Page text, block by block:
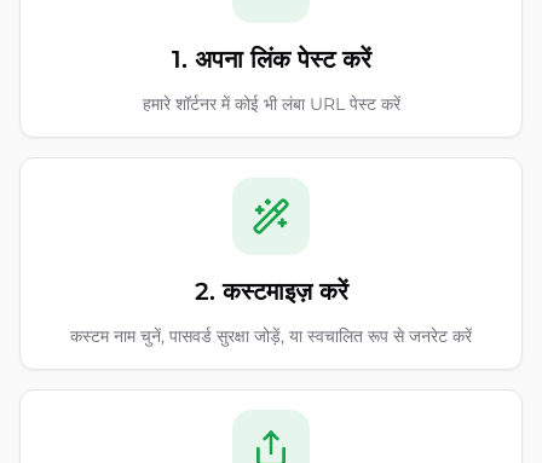
1. अपना लिंक पेस्ट करें
हमारे शॉर्टनर में कोई भी लंबा URL पेस्ट करें
2. कस्टमाइज़ करें
कस्टम नाम चुनें, पासवर्ड सुरक्षा जोड़ें, या स्वचालित रूप से जनरेट करें